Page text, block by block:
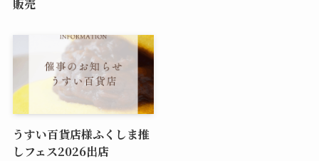
うすい百貨店様ふくしま推
しフェス2026出店